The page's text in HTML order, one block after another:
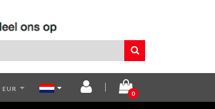
EUR
0